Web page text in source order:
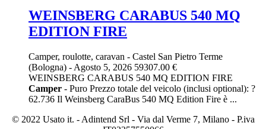
WEINSBERG CARABUS 540 MQ
EDITION FIRE
Camper, roulotte, caravan - Castel San Pietro Terme
(Bologna) - Agosto 5, 2026 59307.00 €
WEINSBERG CARABUS 540 MQ EDITION FIRE
Camper - Puro Prezzo totale del veicolo (inclusi optional): ?
62.736 Il Weinsberg CaraBus 540 MQ Edition Fire è ...
© 2022 Usato it. - Adintend Srl - Via dal Verme 7, Milano - P.iva